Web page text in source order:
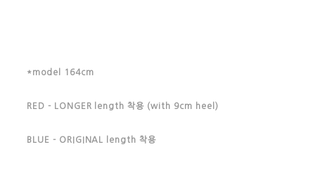
*model 164cm
RED - LONGER length 착용 (with 9cm heel)
BLUE - ORIGINAL length 착용